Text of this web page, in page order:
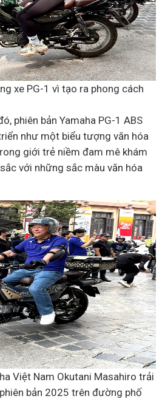
xe PG-1 vì tạo ra phong cách
phiên bản Yamaha PG-1 ABS
như một biểu tượng văn hóa
giới trẻ niềm đam mê khám
với những sắc màu văn hóa
Việt Nam Okutani Masahiro trải
bản 2025 trên đường phố